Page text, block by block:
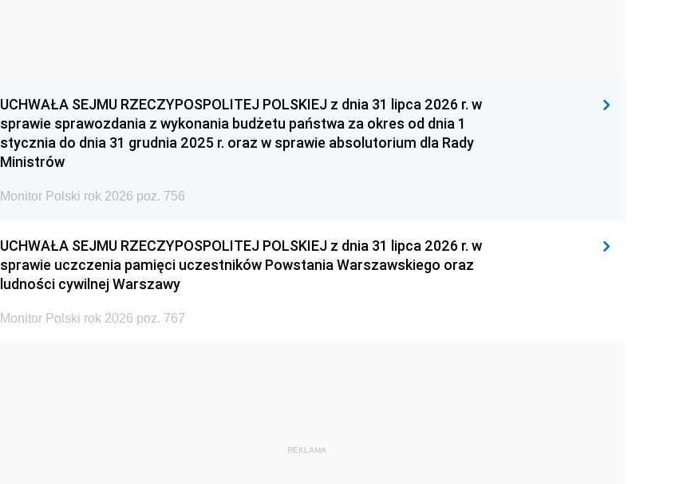
UCHWAŁA SEJMU RZECZYPOSPOLITEJ POLSKIEJ z dnia 31 lipca 2026 r. w
sprawie sprawozdania z wykonania budżetu państwa za okres od dnia 1
stycznia do dnia 31 grudnia 2025 r. oraz w sprawie absolutorium dla Rady
Ministrów
Monitor Polski rok 2026 poz. 756
UCHWAŁA SEJMU RZECZYPOSPOLITEJ POLSKIEJ z dnia 31 lipca 2026 r. w
sprawie uczczenia pamięci uczestników Powstania Warszawskiego oraz
ludności cywilnej Warszawy
Monitor Polski rok 2026 poz. 767
REKLAMA